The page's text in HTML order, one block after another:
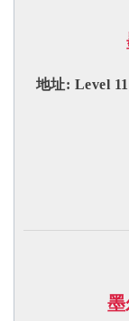
地址: Level